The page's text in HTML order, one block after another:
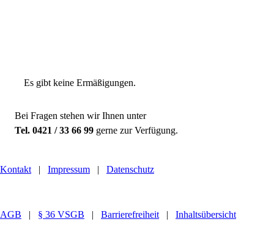
Es gibt keine Ermäßigungen.
Bei Fragen stehen wir Ihnen unter
Tel. 0421 / 33 66 99 gerne zur Verfügung.
Kontakt | Impressum | Datenschutz
AGB | § 36 VSGB | Barrierefreiheit | Inhaltsübersicht